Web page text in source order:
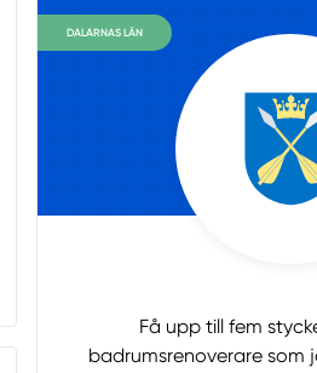
DALARNAS LÄN
Få upp till fem
badrumsrenoverare som